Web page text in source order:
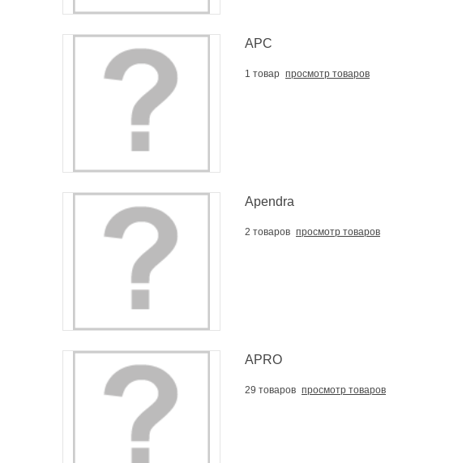
APC
1 товар просмотр товаров
Apendra
2 товаров просмотр товаров
APRO
29 товаров просмотр товаров